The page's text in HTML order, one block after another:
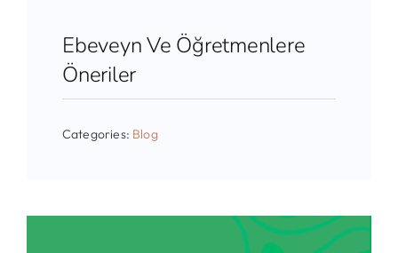
Ebeveyn Ve Öğretmenlere
Öneriler
Categories: Blog